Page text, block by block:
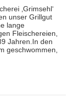
‚Grimsehl‘
unser Grillgut
lange
Fleischereien,
Jahren.In den
geschwommen,